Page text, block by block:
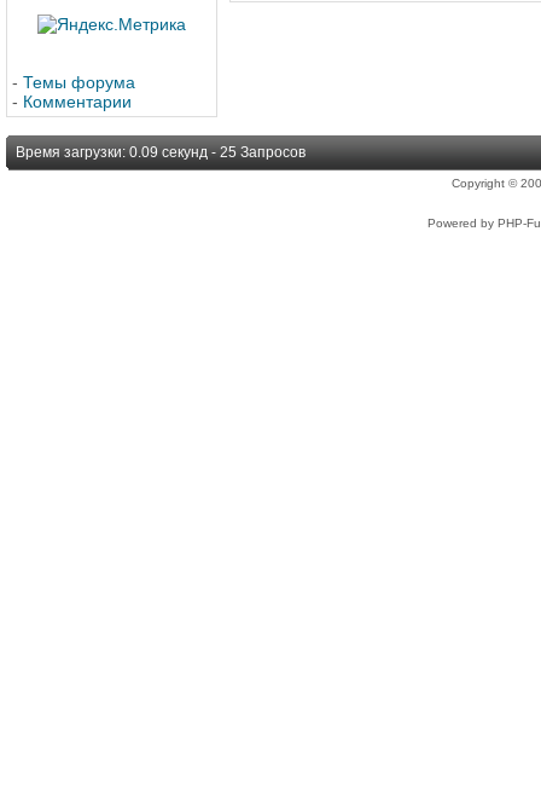
- Темы форума
- Комментарии
Время загрузки: 0.09 секунд - 25 Запросов
Copyright ©
Powered by PHP-